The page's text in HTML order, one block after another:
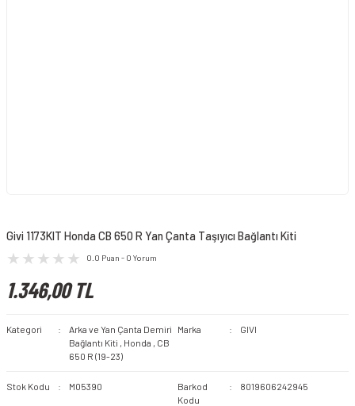
Givi 1173KIT Honda CB 650 R Yan Çanta Taşıyıcı Bağlantı Kiti
0.0 Puan - 0 Yorum
1.346,00 TL
Kategori
Arka ve Yan Çanta Demiri
Bağlantı Kiti , Honda , CB
650 R (19-23)
Marka GIVI
Stok Kodu M05390
Barkod
Kodu
8019606242945